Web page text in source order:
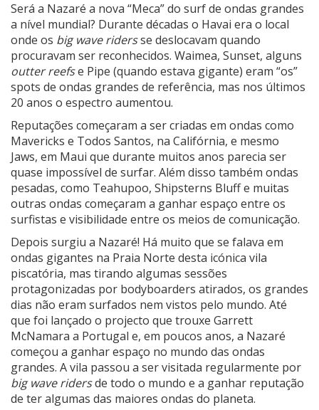
Será a Nazaré a nova “Meca” do surf de ondas grandes
a nível mundial? Durante décadas o Havai era o local
onde os big wave ridersse deslocavam quando
procuravam ser reconhecidos. Waimea, Sunset, alguns
outter reefse Pipe (quando estava gigante) eram “os”
spots de ondas grandes de referência, mas nos últimos
20 anos o espectro aumentou.
Reputações começaram a ser criadas em ondas como
Mavericks e Todos Santos, na Califórnia, e mesmo
Jaws, em Maui que durante muitos anos parecia ser
quase impossível de surfar. Além disso também ondas
pesadas, como Teahupoo, Shipsterns Bluff e muitas
outras ondas começaram a ganhar espaço entre os
surfistas e visibilidade entre os meios de comunicação.
Depois surgiu a Nazaré! Há muito que se falava em
ondas gigantes na Praia Norte desta icónica vila
piscatória, mas tirando algumas sessões
protagonizadas por bodyboarders atirados, os grandes
dias não eram surfados nem vistos pelo mundo. Até
que foi lançado o projecto que trouxe Garrett
McNamara a Portugal e, em poucos anos, a Nazaré
começou a ganhar espaço no mundo das ondas
grandes. A vila passou a ser visitada regularmente por
big wave ridersde todo o mundo e a ganhar reputação
de ter algumas das maiores ondas do planeta.